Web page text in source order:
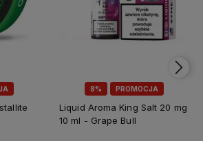
8% PROMOCJA
Liquid Aroma King Salt 20 mg
10 ml - Grape Bull